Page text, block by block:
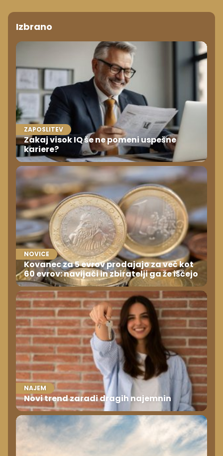
Izbrano
ZAPOSLITEV
Zakaj visok IQ še ne pomeni uspešne
kariere?
NOVICE
Kovanec za 5 evrov prodajajo za več kot
60 evrov: navijači in zbiratelji ga že iščejo
NAJEM
Novi trend zaradi dragih najemnin